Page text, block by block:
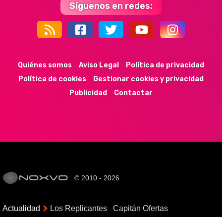
Síguenos en redes:
Quiénes somos Aviso Legal
Política de privacidad
Política de cookies
Gestionar cookies y privacidad
Publicidad
Contactar
© 2010 - 2026
Actualidad Los Replicantes Capitán Ofertas